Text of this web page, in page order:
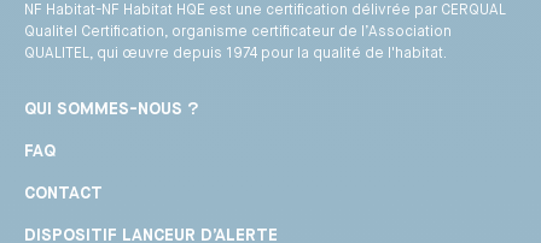
NF Habitat-NF Habitat HQE est une certification délivrée par CERQUAL
Qualitel Certification, organisme certificateur de l’Association
QUALITEL, qui œuvre depuis 1974 pour la qualité de l'habitat.
QUI SOMMES-NOUS ?
FAQ
CONTACT
DISPOSITIF LANCEUR D’ALERTE